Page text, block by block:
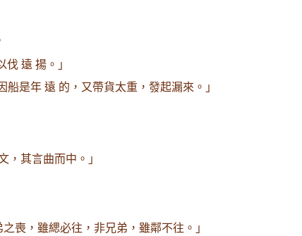
伐 遠 揚。」
船是年 遠 的，又帶貨太重，發起漏來。」
，其言曲而中。」
之喪，雖緦必往，非兄弟，雖鄰不往。」